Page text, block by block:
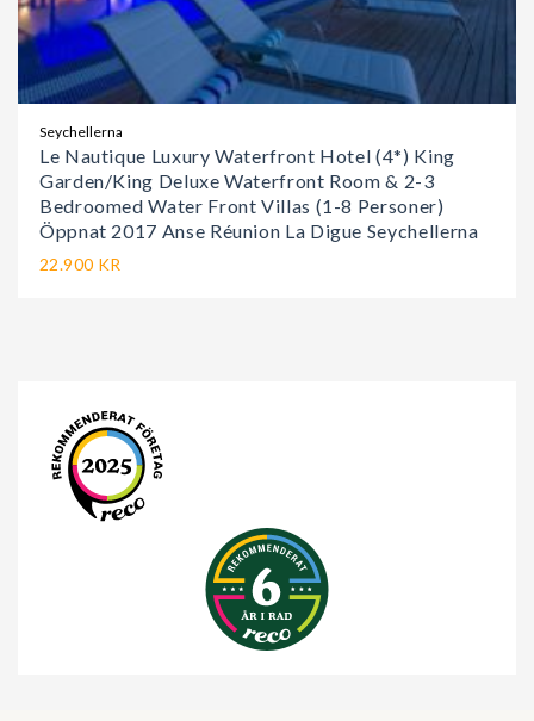
Seychellerna
Le Nautique Luxury Waterfront Hotel (4*) King
Garden/King Deluxe Waterfront Room & 2-3
Bedroomed Water Front Villas (1-8 Personer)
Öppnat 2017 Anse Réunion La Digue Seychellerna
22.900 KR